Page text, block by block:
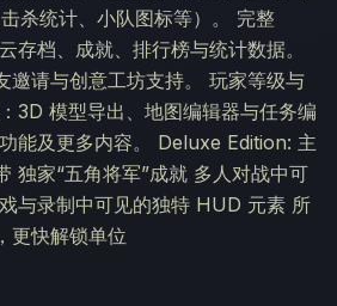
杀统计、小队图标等）。 完整
存档、成就、排行榜与统计数据。
邀请与创意工坊支持。 玩家等级与
3D 模型导出、地图编辑器与任务编
能及更多内容。 Deluxe Edition: 主
独家“五角将军”成就 多人对战中可
与录制中可见的独特 HUD 元素 所
更快解锁单位